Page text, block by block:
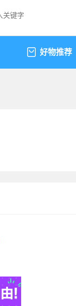
好物推荐